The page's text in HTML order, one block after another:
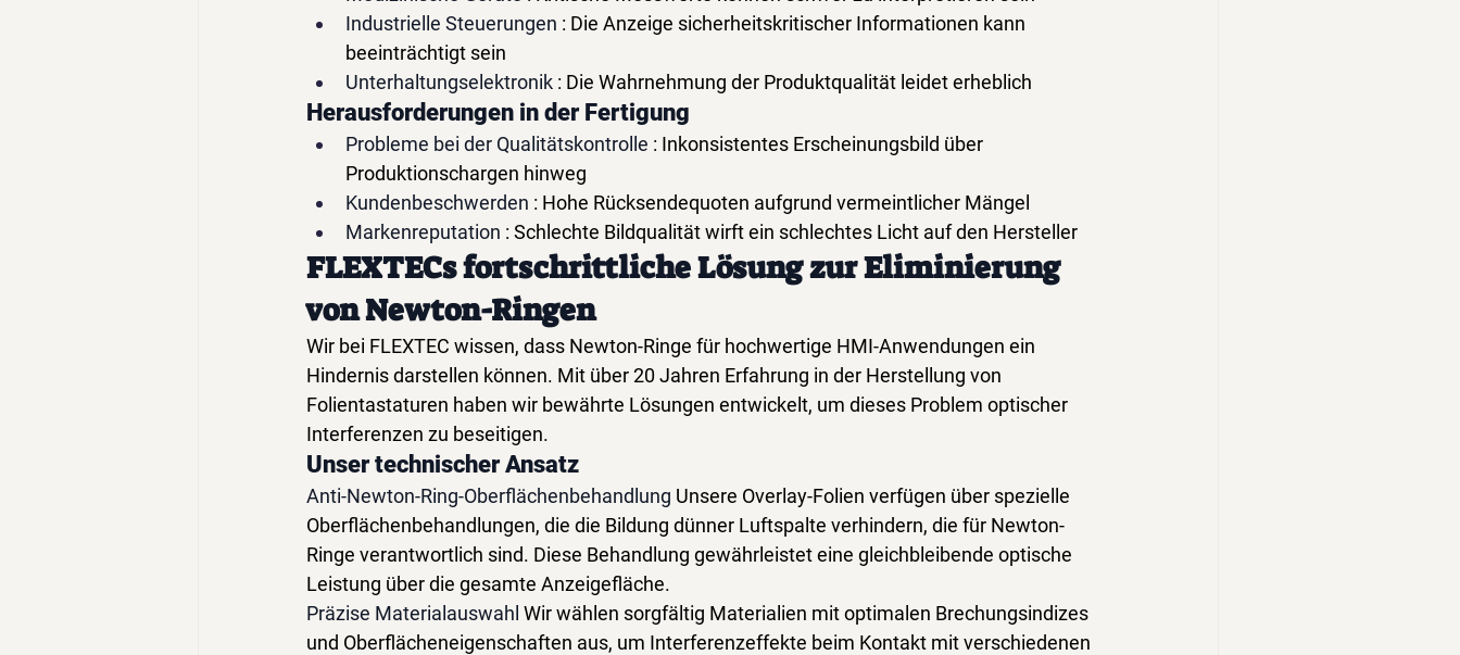
Industrielle Steuerungen : Die Anzeige sicherheitskritischer Informationen kann
beeinträchtigt sein
Unterhaltungselektronik : Die Wahrnehmung der Produktqualität leidet erheblich
Herausforderungen in der Fertigung
Probleme bei der Qualitätskontrolle : Inkonsistentes Erscheinungsbild über
Produktionschargen hinweg
Kundenbeschwerden : Hohe Rücksendequoten aufgrund vermeintlicher Mängel
Markenreputation : Schlechte Bildqualität wirft ein schlechtes Licht auf den Hersteller
FLEXTECs fortschrittliche Lösung zur Eliminierung
von Newton-Ringen
Wir bei FLEXTEC wissen, dass Newton-Ringe für hochwertige HMI-Anwendungen ein
Hindernis darstellen können. Mit über 20 Jahren Erfahrung in der Herstellung von
Folientastaturen haben wir bewährte Lösungen entwickelt, um dieses Problem optischer
Interferenzen zu beseitigen.
Unser technischer Ansatz
Anti-Newton-Ring-Oberflächenbehandlung Unsere Overlay-Folien verfügen über spezielle
Oberflächenbehandlungen, die die Bildung dünner Luftspalte verhindern, die für Newton-
Ringe verantwortlich sind. Diese Behandlung gewährleistet eine gleichbleibende optische
Leistung über die gesamte Anzeigefläche.
Präzise Materialauswahl Wir wählen sorgfältig Materialien mit optimalen Brechungsindizes
und Oberflächeneigenschaften aus, um Interferenzeffekte beim Kontakt mit verschiedenen